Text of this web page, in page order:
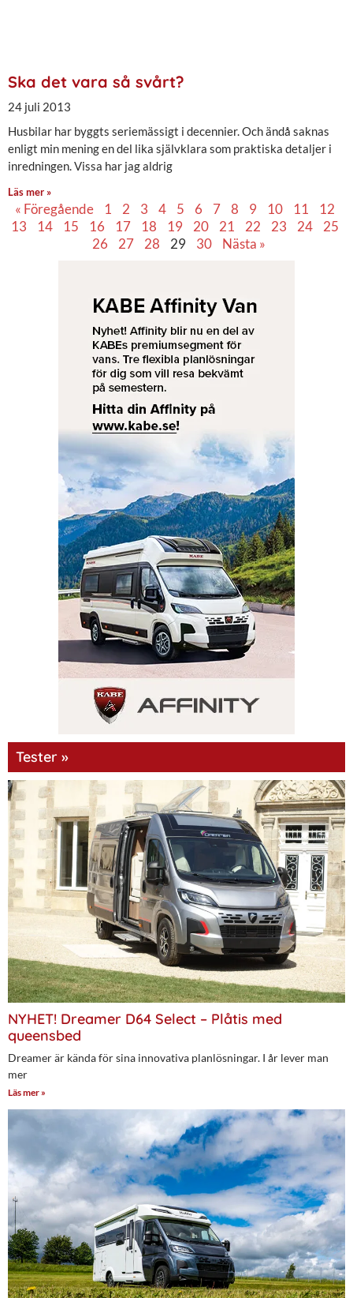
Ska det vara så svårt?
24 juli 2013
Husbilar har byggts seriemässigt i decennier. Och ändå saknas
enligt min mening en del lika självklara som praktiska detaljer i
inredningen. Vissa har jag aldrig
Läs mer »
« Föregående 1 2 3 4 5 6 7 8 9 10 11
12
13
14 15 16 17 18 19 20 21 22 23 24
25
26
27 28 29 30 Nästa »
Tester »
NYHET! Dreamer D64 Select – Plåtis med
queensbed
Dreamer är kända för sina innovativa planlösningar. I år lever man
mer
Läs mer »